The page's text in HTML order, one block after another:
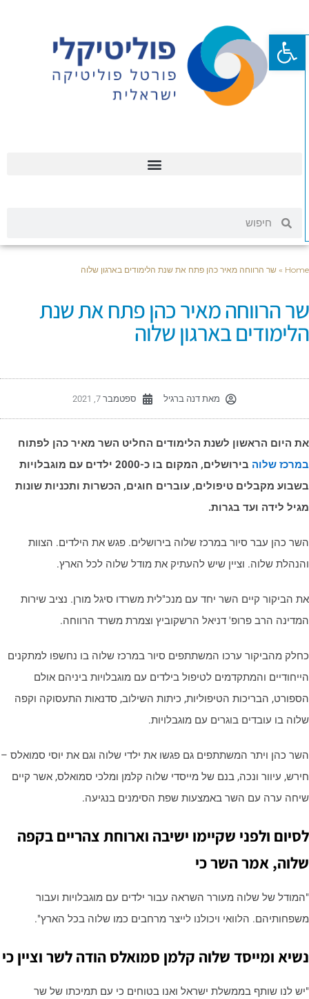
»שר הרווחה מאיר כהן פתח את שנת הלימודים בארגון שלוה
הרווחה מאיר כהן פתח את שנת
בארגון שלוה
מאתדנה ברגיל ספטמבר 7, 2021
היום הראשון לשנת הלימודים החליט השר מאיר כהן לפתוח
שלוה
בירושלים, המקום בו כ-2000 ילדים עם מוגבלויות
מקבלים טיפולים, עוברים חוגים, הכשרות ותכניות שונות
לידה ועד בגרות.
כהן עבר סיור במרכז שלוה בירושלים. פגש את הילדים. הצוות
שלוה. וציין שיש להעתיק את מודל שלוה לכל הארץ.
הביקור קיים השר יחד עם מנכ"לית משרדו סיגל מורן. נציב שירות
הרב פרופ' דניאל הרשקוביץ וצמרת משרד הרווחה.
מהביקור ערכו המשתתפים סיור במרכז שלוה בו נחשפו למתקנים
והמתקדמים לטיפול בילדים עם מוגבלויות ביניהם אולם
הבריכות הטיפוליות, כיתות השילוב, סדנאות התעסוקה וקפה
בו עובדים בוגרים עם מוגבלויות.
כהן ויתר המשתתפים גם פגשו את ילדי שלוה וגם את יוסי סמואלס –
עיוור ונכה, בנם של מייסדי שלוה קלמן ומלכי סמואלס, אשר קיים
ערה עם השר באמצעות שפת הסימנים בנגיעה.
ולפני שקיימו ישיבה וארוחת צהריים בקפה
אמר השר כי
של שלוה מעורר השראה עבור ילדים עם מוגבלויות ועבור
הלוואי ויכולנו לייצר מרחבים כמו שלוה בכל הארץ".
ומייסד שלוה קלמן סמואלס הודה לשר וציין כי
לנו שותף בממשלת ישראל ואנו בטוחים כי עם תמיכתו של שר
פתח סרגל נגישות